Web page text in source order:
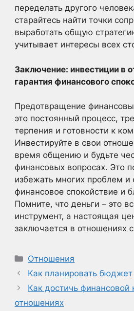
переделать другого
старайтесь найти точки
выработать общую
учитывает интересы всех
Заключение: инвестиции в
гарантия финансового
Предотвращение
это постоянный процесс,
терпения и готовности к
Инвестируйте в свои
время общению и будьте
финансовых вопросах. Это
избежать многих проблем и
финансовое спокойствие и
Помните, что деньги – это
инструмент, а настоящая
заключается в отношениях
Рубрики
Отношения
Как планировать
Как достичь финансовой
отношениях